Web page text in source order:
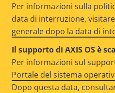
Per informazioni sulla
data di interruzione, visitare
generale dopo la data di
Il supporto di AXIS OS è
Per informazioni sul
Portale del sistema
Dopo questa data,